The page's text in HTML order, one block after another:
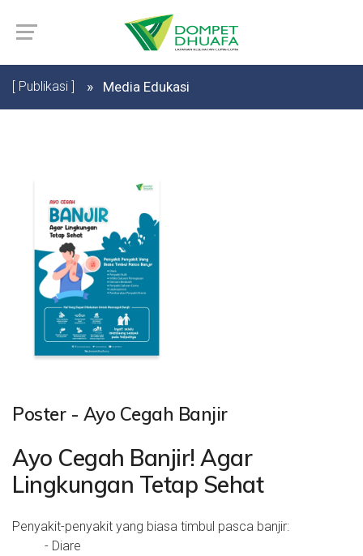
[ Publikasi ] Media Edukasi
Poster - Ayo Cegah Banjir
Ayo Cegah Banjir! Agar
Lingkungan Tetap Sehat
Penyakit-penyakit yang biasa timbul pasca banjir:
- Diare